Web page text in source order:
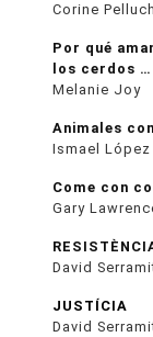
Corine
Por qué
los cerdos …
Melanie Joy
Animales
Ismael
Come con
Gary
David
JUSTÍCIA
David